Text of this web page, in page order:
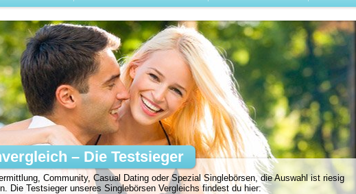
Community, Casual Dating oder Spezial Singlebörsen, die Auswahl ist riesig
Die Testsieger unseres Singlebörsen Vergleichs findest du hier:
– Die Testsieger